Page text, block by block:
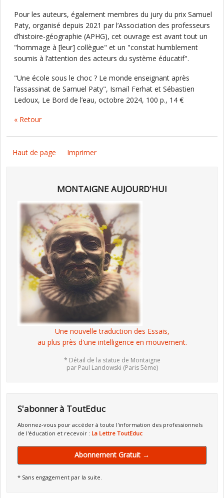
Pour les auteurs, également membres du jury du prix Samuel
Paty, organisé depuis 2021 par l’Association des professeurs
d’histoire-géographie (APHG), cet ouvrage est avant tout un
"hommage à [leur] collègue" et un "constat humblement
soumis à l’attention des acteurs du système éducatif".
"Une école sous le choc ? Le monde enseignant après
l’assassinat de Samuel Paty", Ismaïl Ferhat et Sébastien
Ledoux, Le Bord de l’eau, octobre 2024, 100 p., 14 €
« Retour
Haut de page Imprimer
MONTAIGNE AUJOURD'HUI
Une nouvelle traduction des Essais,
au plus près d'une intelligence en mouvement.
* Détail de la statue de Montaigne
par Paul Landowski (Paris 5ème)
S'abonner à ToutEduc
Abonnez-vous pour accéder à toute l'information des professionnels
de l'éducation et recevoir : La Lettre ToutEduc
Abonnement Gratuit →
* Sans engagement par la suite.